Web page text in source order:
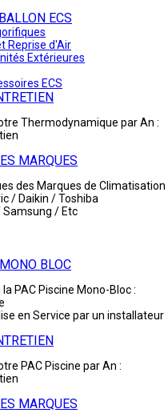
ECS
Reprise d'Air
Extérieures
ECS
Thermodynamique par An :
MARQUES
des Marques de Climatisation
/ Daikin / Toshiba
Samsung / Etc
BLOC
PAC Piscine Mono-Bloc :
en Service par un installateur
PAC Piscine par An :
MARQUES